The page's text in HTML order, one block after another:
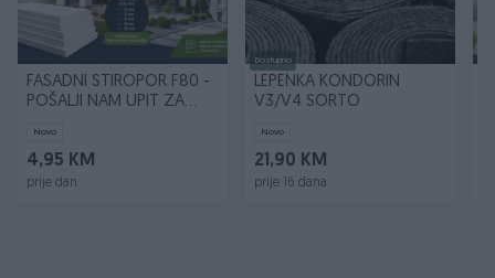
FASADNI STIROPOR F80 -
POŠALJI NAM UPIT ZA
Novo
4,95 KM
prije dan
Dostupno
LEPENKA KONDORIN
V3/V4 SORTO
Novo
21,90 KM
prije 16 dana